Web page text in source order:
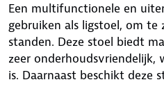
Een multifunctionele en
gebruiken als ligstoel, om
standen. Deze stoel biedt
zeer
is. Daarnaast beschikt deze